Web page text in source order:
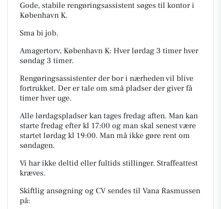
Gode, stabile rengøringsassistent søges til kontor i
København K.
Sma bi job.
Amagertorv, København K: Hver lørdag 3 timer hver
søndag 3 timer.
Rengøringsassistenter der bor i nærheden vil blive
fortrukket. Der er tale om små pladser der giver få
timer hver uge.
Alle lørdagspladser kan tages fredag aften. Man kan
starte fredag efter kl 17:00 og man skal senest være
startet lørdag kl 19:00. Man må ikke gøre rent om
søndagen.
Vi har ikke deltid eller fultids stillinger. Straffeattest
kræves.
Skiftlig ansøgning og CV sendes til Vana Rasmussen
på: